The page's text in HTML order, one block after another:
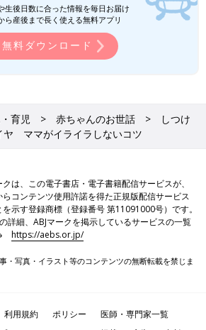
生後日数に合った情報を毎日お届け
ら産後まで長く使える無料アプリ
無料ダウンロード
育児 赤ちゃんのお世話
しつけ
ヤ ママがイライラしないコツ
クは、この電子書店・電子書籍配信サービスが、
らコンテンツ使用許諾を得た正規版配信サービス
示す登録商標（登録番号 第11091000号）です。
詳細、ABJマークを掲示しているサービスの一覧
→https://aebs.or.jp/
・写真・イラスト等のコンテンツの無断転載を禁じま
利用規約 ポリシー
医師・専門家一覧